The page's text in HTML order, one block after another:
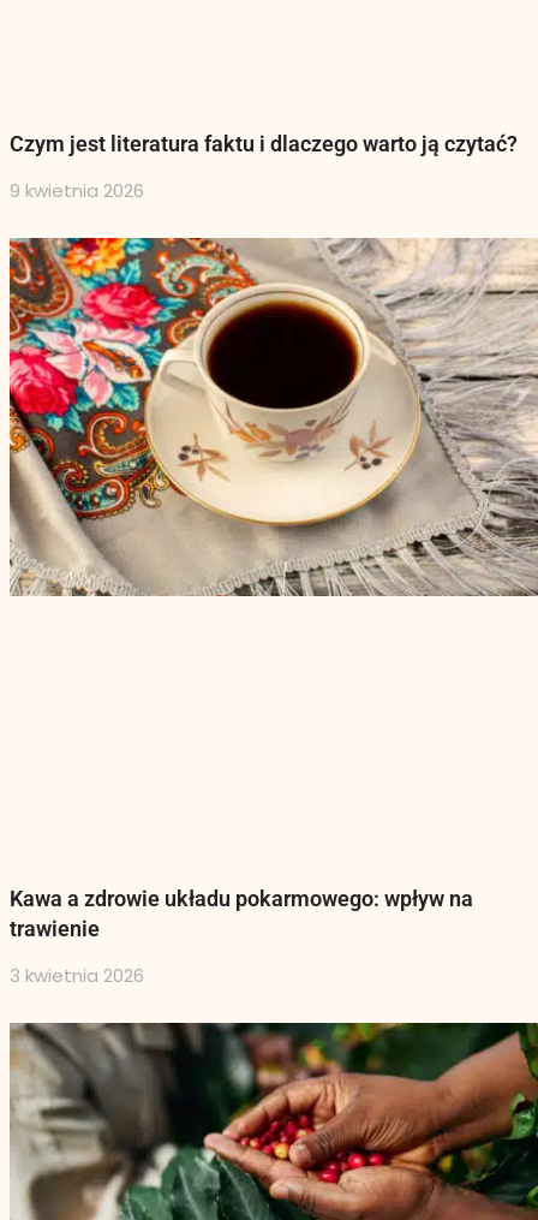
Czym jest literatura faktu i dlaczego warto ją czytać?
9 kwietnia 2026
Kawa a zdrowie układu pokarmowego: wpływ na
trawienie
3 kwietnia 2026